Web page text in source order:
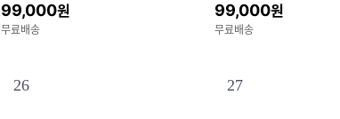
99,000원
무료배송
99,000원
무료배송
26 27